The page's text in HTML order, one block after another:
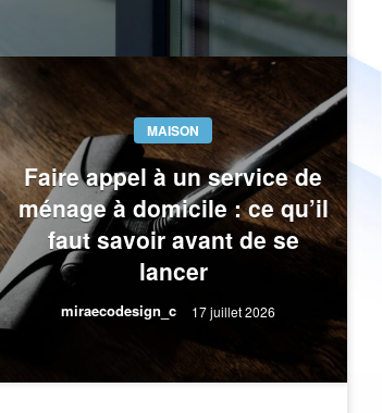
Savoie : ce qu’il
lancer
MAISON
Faire appel à un service de
ménage à domicile : ce qu’il
faut savoir avant de se
lancer
miraecodesign_c 17 juillet 2026